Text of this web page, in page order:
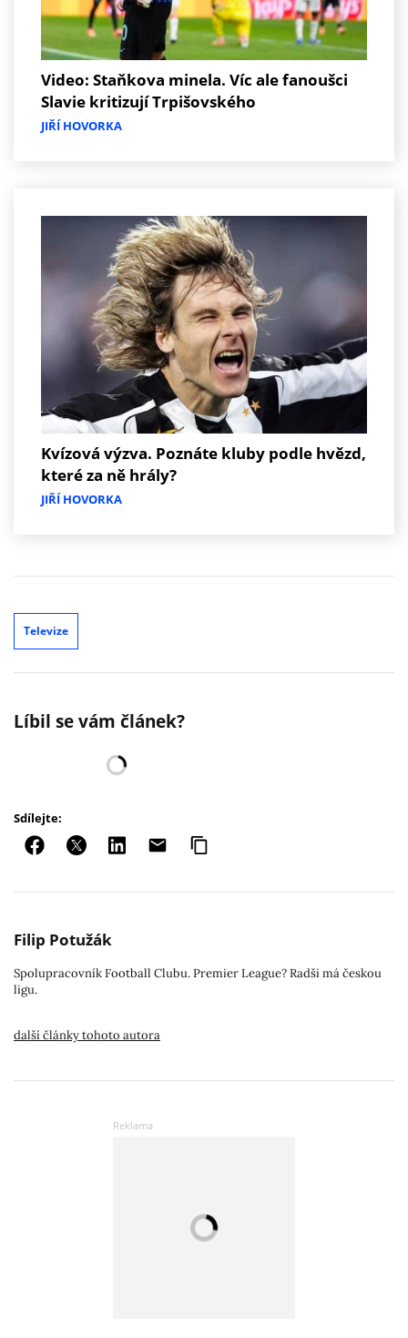
Video: Staňkova minela. Víc ale fanoušci
Slavie kritizují Trpišovského
JIŘÍ HOVORKA
Kvízová výzva. Poznáte kluby podle hvězd,
které za ně hrály?
JIŘÍ HOVORKA
Televize
Líbil se vám článek?
Sdílejte:
Filip Potužák
Spolupracovník Football Clubu. Premier League? Radši má českou
ligu.
další články tohoto autora